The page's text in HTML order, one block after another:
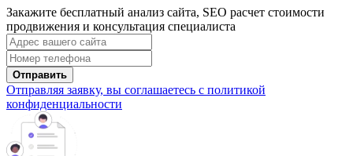
Закажите бесплатный анализ сайта, SEO расчет стоимости
продвижения и консультация специалиста
Отправить
Отправляя заявку, вы соглашаетесь с политикой
конфиденциальности